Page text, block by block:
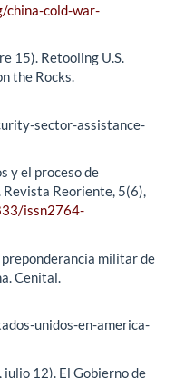
cold-war-
15). Retooling U.S.
the Rocks.
sector-assistance-
y el proceso de
Reoriente, 5(6),
issn2764-
militar de
Cenital.
unidos-en-america-
julio 12). El Gobierno de